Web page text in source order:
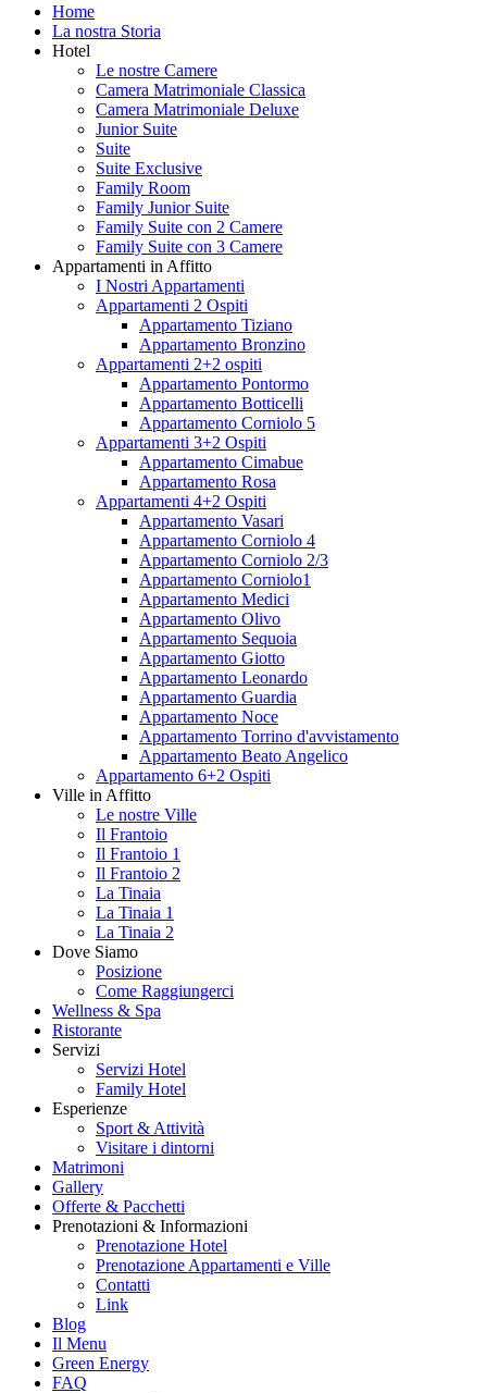
Home
La nostra Storia
Hotel
Le nostre Camere
Camera Matrimoniale Classica
Camera Matrimoniale Deluxe
Junior Suite
Suite
Suite Exclusive
Family Room
Family Junior Suite
Family Suite con 2 Camere
Family Suite con 3 Camere
Appartamenti in Affitto
I Nostri Appartamenti
Appartamenti 2 Ospiti
Appartamento Tiziano
Appartamento Bronzino
Appartamenti 2+2 ospiti
Appartamento Pontormo
Appartamento Botticelli
Appartamento Corniolo 5
Appartamenti 3+2 Ospiti
Appartamento Cimabue
Appartamento Rosa
Appartamenti 4+2 Ospiti
Appartamento Vasari
Appartamento Corniolo 4
Appartamento Corniolo 2/3
Appartamento Corniolo1
Appartamento Medici
Appartamento Olivo
Appartamento Sequoia
Appartamento Giotto
Appartamento Leonardo
Appartamento Guardia
Appartamento Noce
Appartamento Torrino d'avvistamento
Appartamento Beato Angelico
Appartamento 6+2 Ospiti
Ville in Affitto
Le nostre Ville
Il Frantoio
Il Frantoio 1
Il Frantoio 2
La Tinaia
La Tinaia 1
La Tinaia 2
Dove Siamo
Posizione
Come Raggiungerci
Wellness & Spa
Ristorante
Servizi
Servizi Hotel
Family Hotel
Esperienze
Sport & Attività
Visitare i dintorni
Matrimoni
Gallery
Offerte & Pacchetti
Prenotazioni & Informazioni
Prenotazione Hotel
Prenotazione Appartamenti e Ville
Contatti
Link
Blog
Il Menu
Green Energy
FAQ